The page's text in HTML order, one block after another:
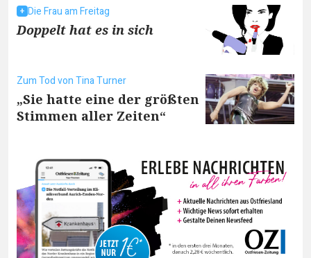
Die Frau am Freitag
Doppelt hat es in sich
Zum Tod von Tina Turner
„Sie hatte eine der größten
Stimmen aller Zeiten“